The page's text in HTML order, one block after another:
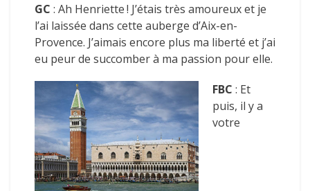
GC : Ah Henriette ! J’étais très amoureux et je
l’ai laissée dans cette auberge d’Aix-en-
Provence. J’aimais encore plus ma liberté et j’ai
eu peur de succomber à ma passion pour elle.
FBC : Et
puis, il y a
votre